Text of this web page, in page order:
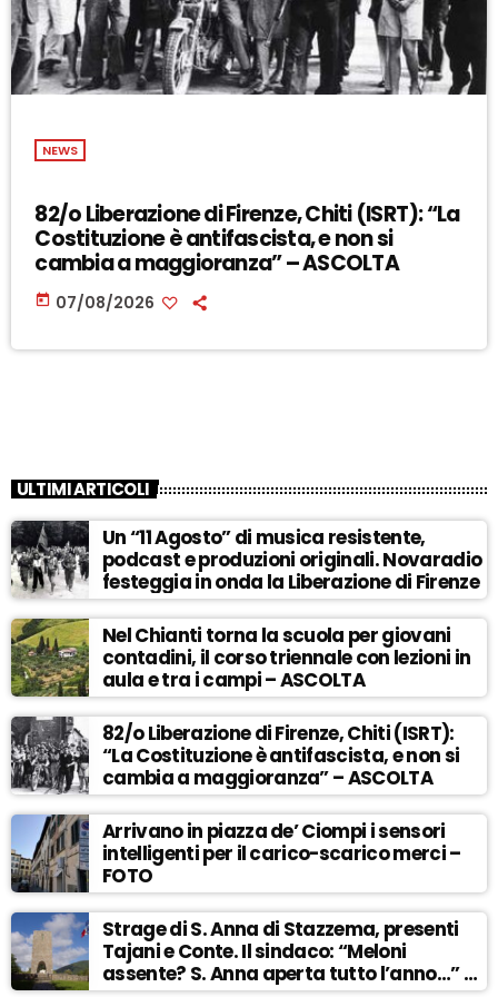
NEWS
82/o Liberazione di Firenze, Chiti (ISRT): “La
Costituzione è antifascista, e non si
cambia a maggioranza” – ASCOLTA
today 07/08/2026
ULTIMI ARTICOLI
Un “11 Agosto” di musica resistente,
podcast e produzioni originali. Novaradio
festeggia in onda la Liberazione di Firenze
Nel Chianti torna la scuola per giovani
contadini, il corso triennale con lezioni in
aula e tra i campi – ASCOLTA
82/o Liberazione di Firenze, Chiti (ISRT):
“La Costituzione è antifascista, e non si
cambia a maggioranza” – ASCOLTA
Arrivano in piazza de’ Ciompi i sensori
intelligenti per il carico-scarico merci –
FOTO
Strage di S. Anna di Stazzema, presenti
Tajani e Conte. Il sindaco: “Meloni
assente? S. Anna aperta tutto l’anno…” –